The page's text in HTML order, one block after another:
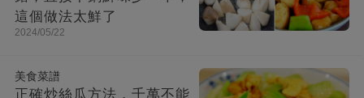
這個做法太鮮了
2024/05/22
美食菜譜
正確炒絲瓜方法，千萬不能